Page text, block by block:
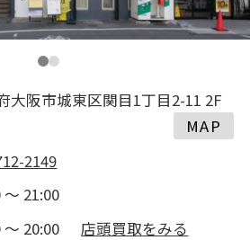
大阪市城東区関目1丁目2-11 2F
MAP
2149
～ 21:00
～ 20:00
店頭買取をみる